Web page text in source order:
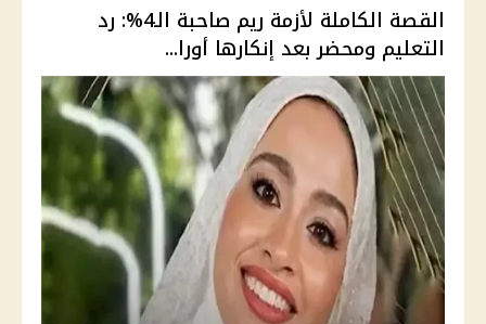
القصة الكاملة لأزمة ريم صاحبة الـ4%: رد
التعليم ومحضر بعد إنكارها أورا...